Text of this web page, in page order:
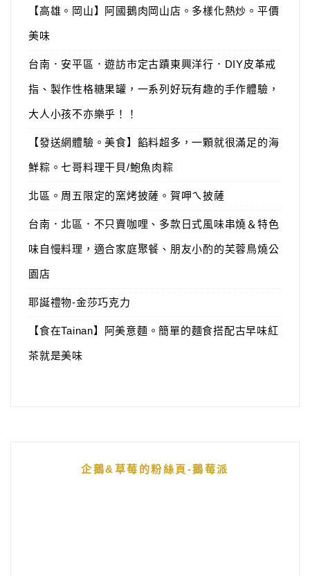
【高雄。岡山】阿國鵝肉岡山店。多樣化熱炒。平價
美味
台南．安平區．遊訪市定古蹟東興洋行．DIY皮革戒
指、製作性格糖果罐，一系列好玩有趣的手作體驗，
大人小孩不亦樂乎！！
【發送網體驗。美食】餡料超多，一顆就很滿足的海
鮮粽。七哥料理干貝/鮑魚肉粽
北區。周五限定的窯烤披薩。賀呷ㄟ披薩
台南．北區．不只賣咖哩、多款日式風味串燒＆特色
味自慢料理，適合家庭聚餐、朋友小酌的芙蓉鳥燒公
園店
耶誕禮物-金莎巧克力
【食在Tainan】阿美意麵。簡單的麵食搭配古早味紅
茶就是美味
企鵝&草莓的粉絲頁-鵝莓派